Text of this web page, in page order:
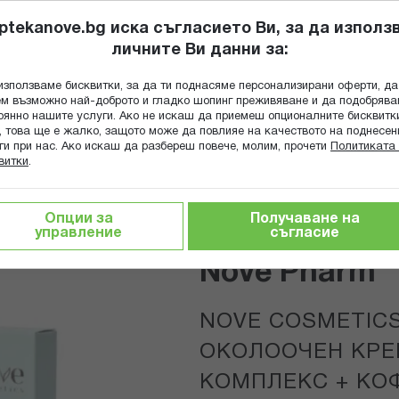
Търсене
ПОПИТАЙ
ГРИЖА ЗА МАЙКАТА И ДЕТЕТО ХРАНИТЕЛНИ ДОБАВКИ
КОМПЛЕКС + КОФЕИН С ЛИФТИНГ И ОЗАРЯВАЩ
Nove Pharm
NOVE
ОКОЛООЧЕН
КОМПЛЕКС +
иска съгласието Ви, за да
личните Ви данни за:
бисквитки, за да ти поднасяме персонализирани оферти, да
възможно най-доброто и гладко шопинг преживяване и да
нашите услуги. Ако не искаш да приемеш опционалните
това ще е жалко, защото може да повлияе на качеството на
при нас. Ако искаш да разбереш повече, молим, прочети
Политиката
.
Опции за
управление
Получаване на
съгласие